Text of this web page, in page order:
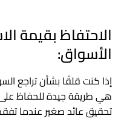
الاحتفاظ بقيمة
الأسواق:
إذا كنت قلقًا بشأن تراجع
هي طريقة جيدة للحفاظ
تحقيق عائد صغير عندما